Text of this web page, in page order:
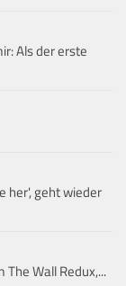
Als der erste
her', geht wieder
Wall Redux,...